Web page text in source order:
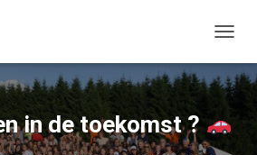
in de toekomst ?